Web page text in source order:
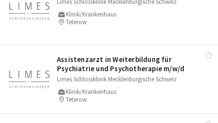
Limes Schlossklinik Mecklenburgische Schweiz
Klinik/Krankenhaus
Teterow
Assistenzarzt in Weiterbildung für
Psychiatrie und Psychotherapie m/​w/​d
Limes Schlossklinik Mecklenburgische Schweiz
Klinik/Krankenhaus
Teterow